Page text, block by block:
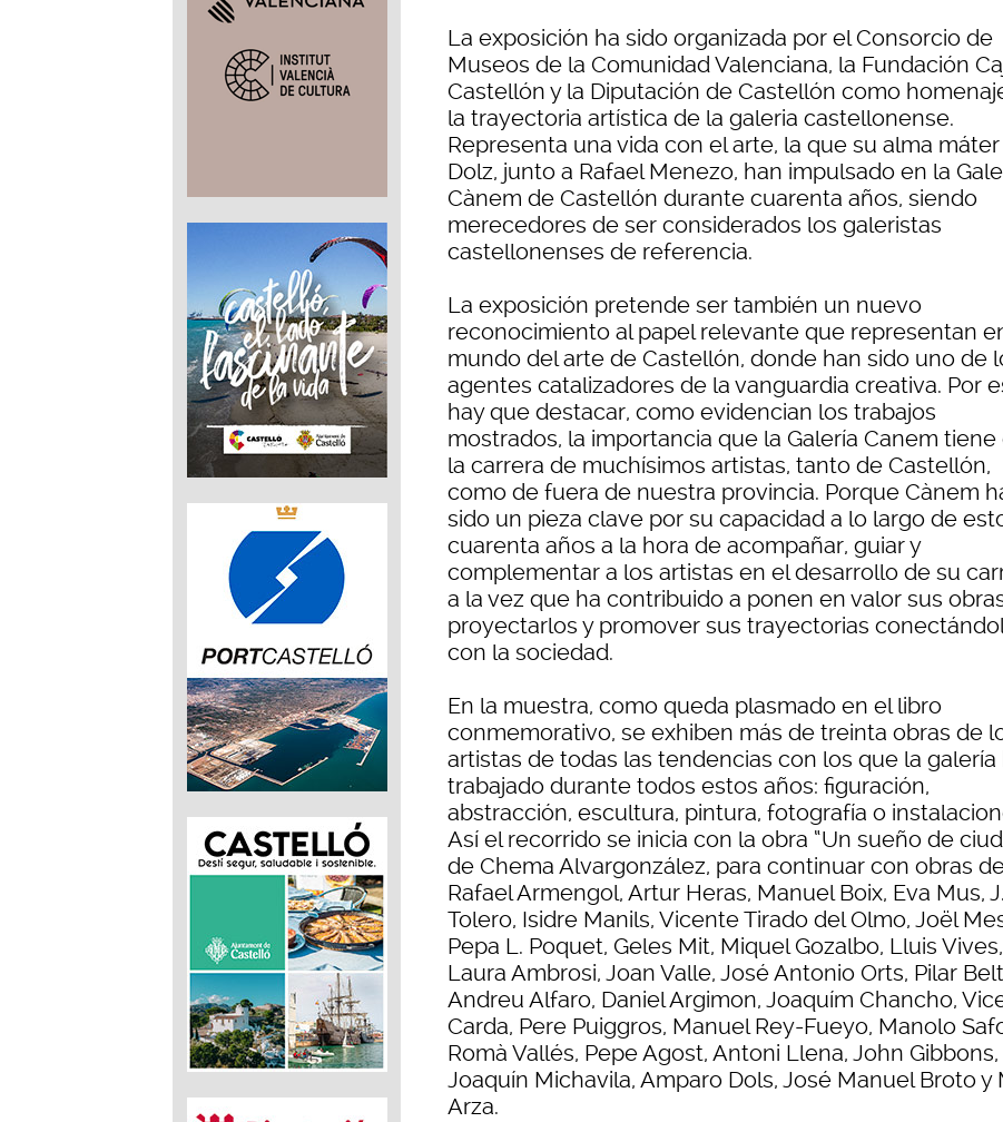
La exposición ha sido organizada por el Consorcio de
Museos de la Comunidad Valenciana, la Fundación
Castellón y la Diputación de Castellón como
la trayectoria artística de la galeria castellonense.
Representa una vida con el arte, la que su alma máter
Dolz, junto a Rafael Menezo, han impulsado en la
Cànem de Castellón durante cuarenta años, siendo
merecedores de ser considerados los galeristas
castellonenses de referencia.
La exposición pretende ser también un nuevo
reconocimiento al papel relevante que representan
mundo del arte de Castellón, donde han sido uno de
agentes catalizadores de la vanguardia creativa. Por
hay que destacar, como evidencian los trabajos
mostrados, la importancia que la Galería Canem tiene
la carrera de muchísimos artistas, tanto de Castellón,
como de fuera de nuestra provincia. Porque Cànem
sido un pieza clave por su capacidad a lo largo de
cuarenta años a la hora de acompañar, guiar y
complementar a los artistas en el desarrollo de su
a la vez que ha contribuido a ponen en valor sus
proyectarlos y promover sus trayectorias
con la sociedad.
En la muestra, como queda plasmado en el libro
conmemorativo, se exhiben más de treinta obras de
artistas de todas las tendencias con los que la galería
trabajado durante todos estos años: figuración,
abstracción, escultura, pintura, fotografía o
Así el recorrido se inicia con la obra “Un sueño de
de Chema Alvargonzález, para continuar con obras
Rafael Armengol, Artur Heras, Manuel Boix, Eva Mus,
Tolero, Isidre Manils, Vicente Tirado del Olmo, Joël
Pepa L. Poquet, Geles Mit, Miquel Gozalbo, Lluis Vives,
Laura Ambrosi, Joan Valle, José Antonio Orts, Pilar
Andreu Alfaro, Daniel Argimon, Joaquím Chancho,
Carda, Pere Puiggros, Manuel Rey-Fueyo, Manolo
Romà Vallés, Pepe Agost, Antoni Llena, John Gibbons,
Joaquín Michavila, Amparo Dols, José Manuel Broto y
Arza.